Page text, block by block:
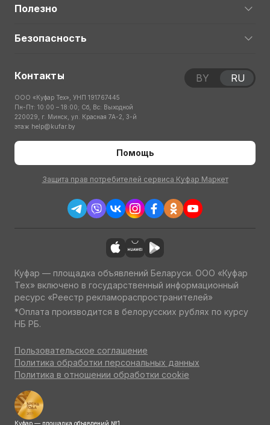
Полезно
Безопасность
Контакты
ООО «Куфар Тех», УНП 191767445
Пн-Пт: 10:00 – 18:00; Сб, Вс: Выходной
220029, г. Минск, ул. Красная 7А-2, 3-й
этаж help@kufar.by
Помощь
Защита прав потребителей сервиса Куфар Маркет
BY RU
Куфар — площадка объявлений Беларуси. ООО «Куфар
Тех» включено в государственный информационный
ресурс «Реестр рекламораспространителей»
*Оплата производится в белорусских рублях по курсу
НБ РБ.
Пользовательское соглашение
Политика обработки персональных данных
Политика в отношении обработки cookie
Куфар — площадка объявлений №1